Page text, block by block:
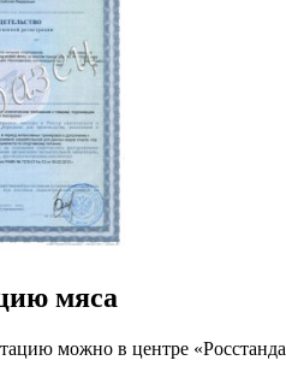
мяса
можно в центре